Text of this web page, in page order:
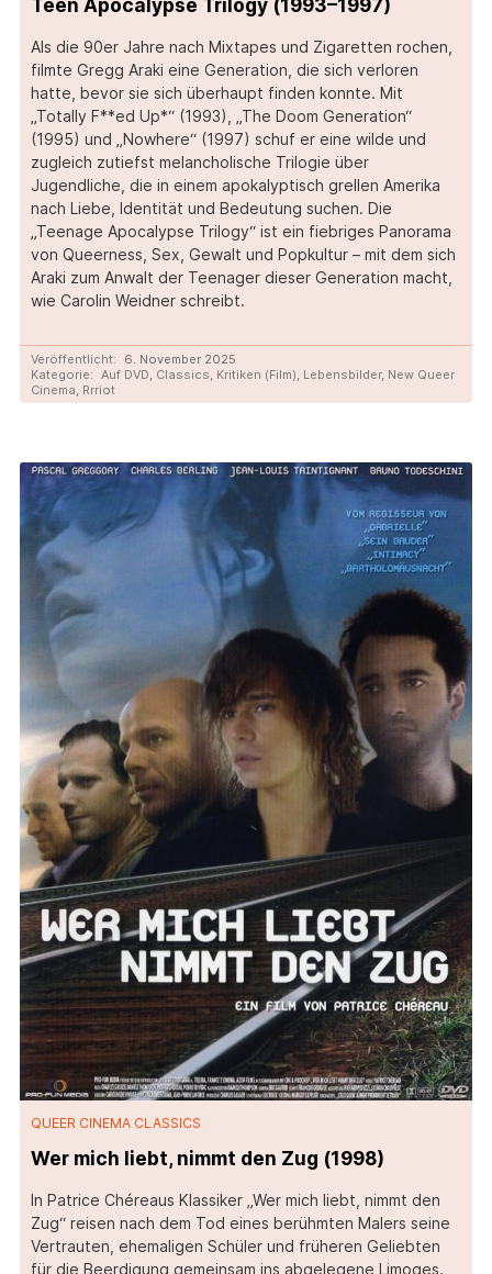
Teen Apocalypse Trilogy (1993–1997)
Als die 90er Jahre nach Mixtapes und Zigaretten rochen,
filmte Gregg Araki eine Generation, die sich verloren
hatte, bevor sie sich überhaupt finden konnte. Mit
„Totally F**ed Up*“ (1993), „The Doom Generation“
(1995) und „Nowhere“ (1997) schuf er eine wilde und
zugleich zutiefst melancholische Trilogie über
Jugendliche, die in einem apokalyptisch grellen Amerika
nach Liebe, Identität und Bedeutung suchen. Die
„Teenage Apocalypse Trilogy“ ist ein fiebriges Panorama
von Queerness, Sex, Gewalt und Popkultur – mit dem sich
Araki zum Anwalt der Teenager dieser Generation macht,
wie Carolin Weidner schreibt.
Veröffentlicht:
6. November 2025
Kategorie: Auf DVD, Classics, Kritiken (Film), Lebensbilder, New Queer
Cinema, Rrriot
QUEER CINEMA CLASSICS
Wer mich liebt, nimmt den Zug (1998)
In Patrice Chéreaus Klassiker „Wer mich liebt, nimmt den
Zug“ reisen nach dem Tod eines berühmten Malers seine
Vertrauten, ehemaligen Schüler und früheren Geliebten
für die Beerdigung gemeinsam ins abgelegene Limoges.